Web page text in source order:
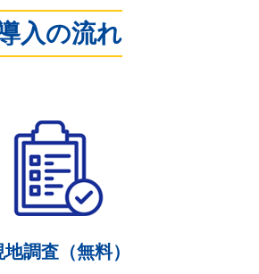
入の流れ
地調査（無料）